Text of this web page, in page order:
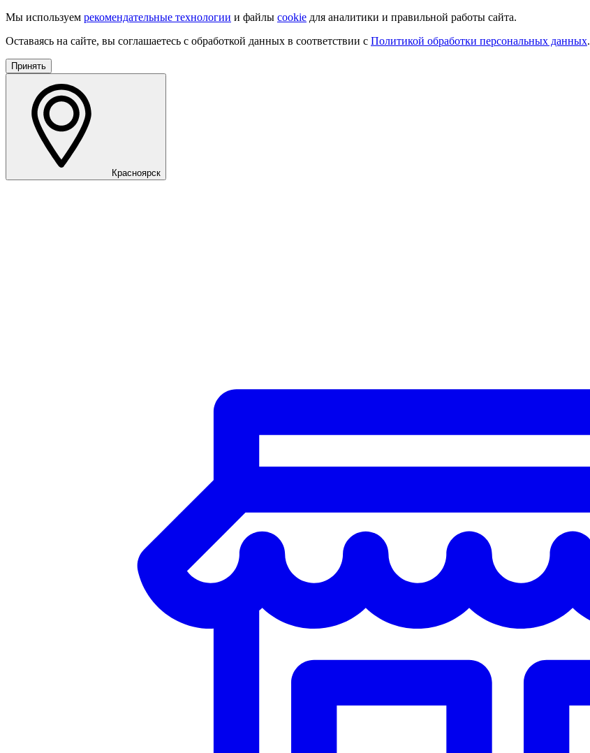
Мы используем рекомендательные технологии и файлы cookie для аналитики и правильной работы сайта.
Оставаясь на сайте, вы соглашаетесь с обработкой данных в соответствии с Политикой обработки персональных данных.
Принять
Красноярск